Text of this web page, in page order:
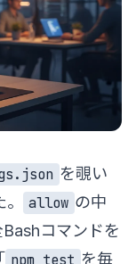
を覗い
allow の中
コマンドを
npm test を毎